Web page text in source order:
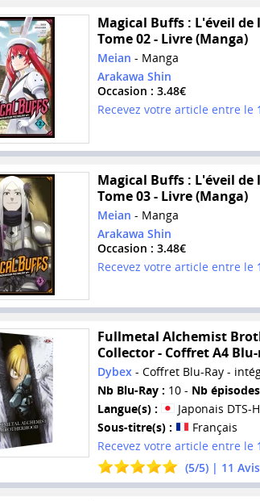
Magical Buffs : L'éveil
Tome 02 - Livre (Manga)
Meian - Manga
Arakawa Shin
Occasion : 3.48€
Recevez votre article entre le
Magical Buffs : L'éveil
Tome 03 - Livre (Manga)
Meian - Manga
Arakawa Shin
Occasion : 3.48€
Recevez votre article entre le
Fullmetal Alchemist
Collector - Coffret A4
Dybex- Coffret Blu-Ray -
Nb Blu-Ray : 10 - Nb
Langue(s) :
Japonais DTS-
Sous-titre(s) :
Français
Recevez votre article entre le
(5/5) | 11 Avis